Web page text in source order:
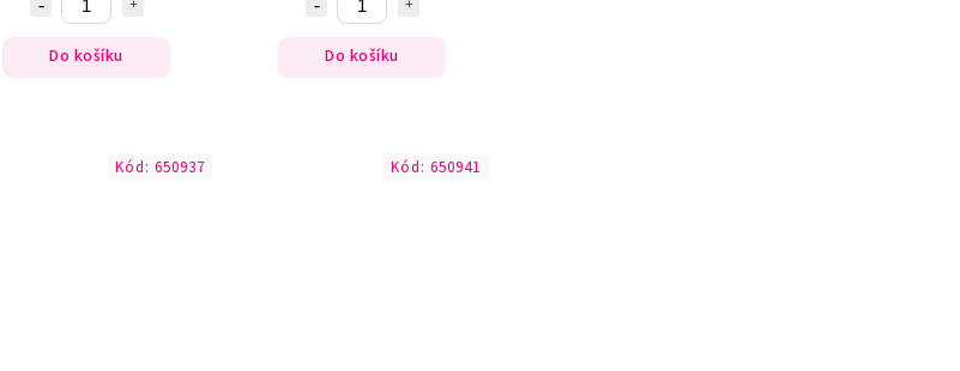
Do košíku Do košíku
Kód: 650937 Kód: 650941